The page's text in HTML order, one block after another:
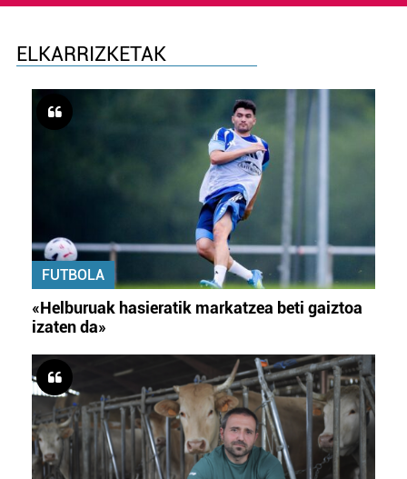
ELKARRIZKETAK
FUTBOLA
«Helburuak hasieratik markatzea beti gaiztoa
izaten da»